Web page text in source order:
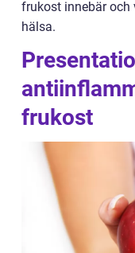
frukost innebär och
hälsa.
frukost